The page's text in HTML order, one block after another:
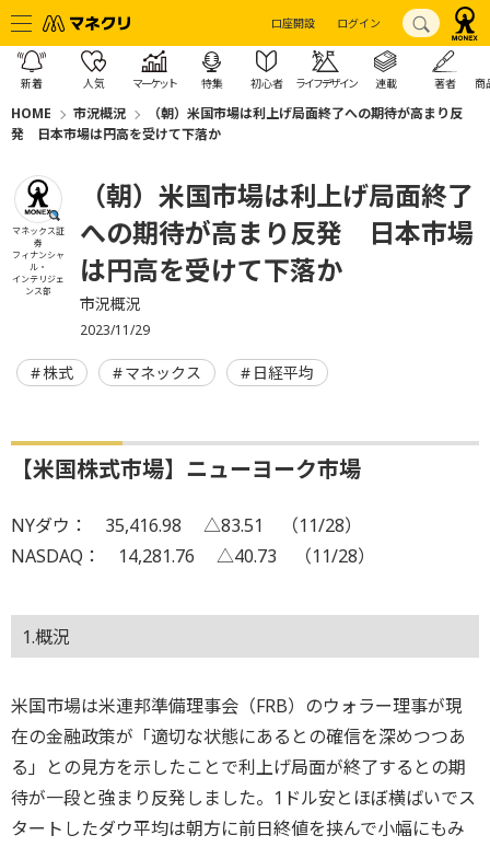
口座開設 ログイン
新着 人気 マーケット 特集 初心者 ライフデザイン 連載 著者 商
HOME 市況概況
（朝）米国市場は利上げ局面終了への期待が高まり反
発 日本市場は円高を受けて下落か
マネックス証
券
フィナンシャ
ル・
インテリジェ
ンス部
（朝）米国市場は利上げ局面終了
への期待が高まり反発 日本市場
は円高を受けて下落か
市況概況
2023/11/29
株式 マネックス 日経平均
【米国株式市場】ニューヨーク市場
NYダウ： 35,416.98 △83.51 （11/28）
NASDAQ： 14,281.76 △40.73 （11/28）
1.概況
米国市場は米連邦準備理事会（FRB）のウォラー理事が現
在の金融政策が「適切な状態にあるとの確信を深めつつあ
る」との見方を示したことで利上げ局面が終了するとの期
待が一段と強まり反発しました。1ドル安とほぼ横ばいでス
タートしたダウ平均は朝方に前日終値を挟んで小幅にもみ